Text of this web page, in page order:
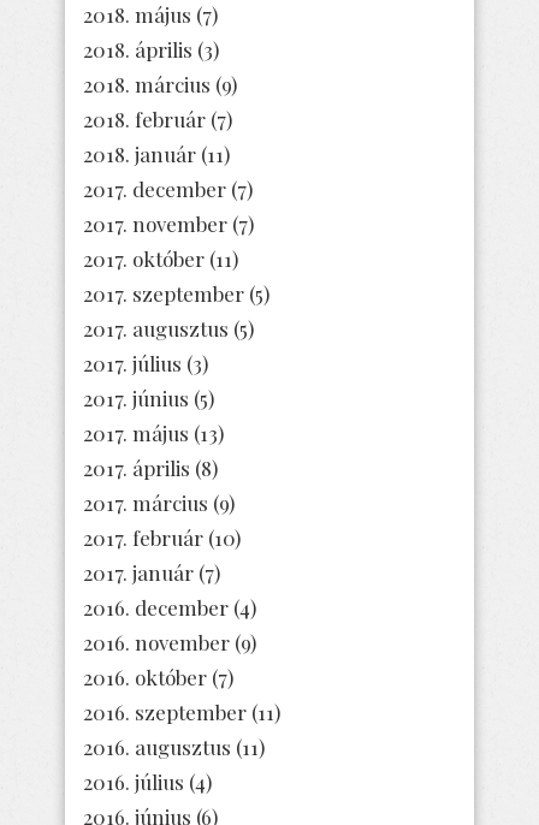
2018. május (7)
2018. április (3)
2018. március (9)
2018. február (7)
2018. január (11)
2017. december (7)
2017. november (7)
2017. október (11)
2017. szeptember (5)
2017. augusztus (5)
2017. július (3)
2017. június (5)
2017. május (13)
2017. április (8)
2017. március (9)
2017. február (10)
2017. január (7)
2016. december (4)
2016. november (9)
2016. október (7)
2016. szeptember (11)
2016. augusztus (11)
2016. július (4)
2016. június (6)